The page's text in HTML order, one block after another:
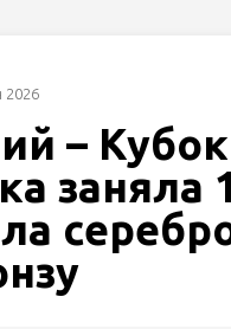
2026
–
заняла